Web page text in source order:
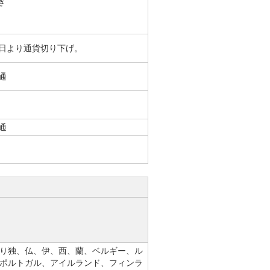
より通貨切り下げ。
独、仏、伊、西、蘭、ベルギー、ル
ルトガル、アイルランド、フィンラ